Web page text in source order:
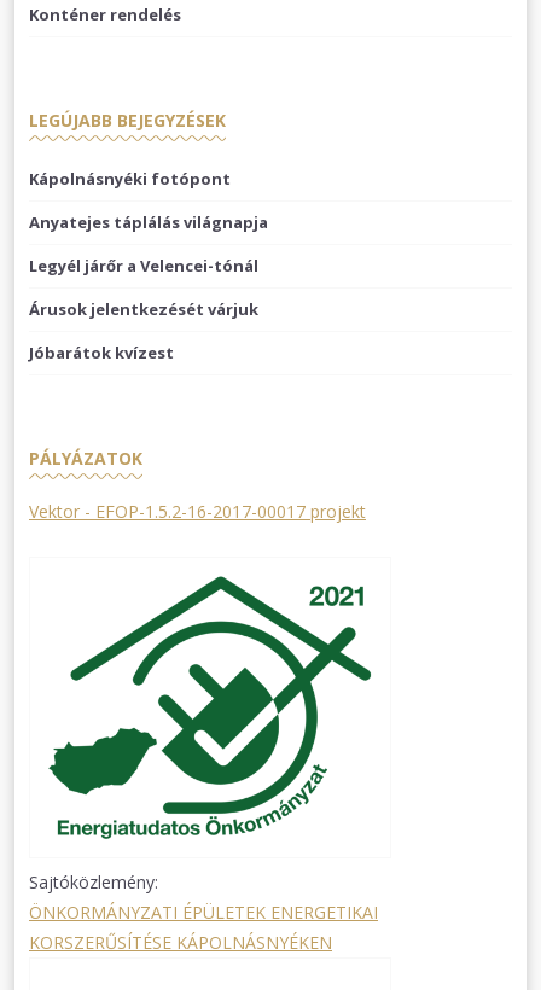
Konténer rendelés
LEGÚJABB BEJEGYZÉSEK
Kápolnásnyéki fotópont
Anyatejes táplálás világnapja
Legyél járőr a Velencei-tónál
Árusok jelentkezését várjuk
Jóbarátok kvízest
PÁLYÁZATOK
Vektor - EFOP-1.5.2-16-2017-00017 projekt
Sajtóközlemény:
ÖNKORMÁNYZATI ÉPÜLETEK ENERGETIKAI
KORSZERŰSÍTÉSE KÁPOLNÁSNYÉKEN